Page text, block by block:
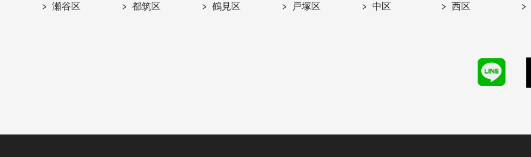
瀬谷区 都筑区 鶴見区 戸塚区 中区 西区